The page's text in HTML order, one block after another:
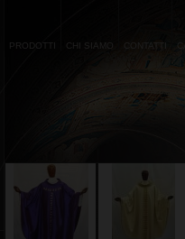
PRODOTTI CHI SIAMO CONTATTI